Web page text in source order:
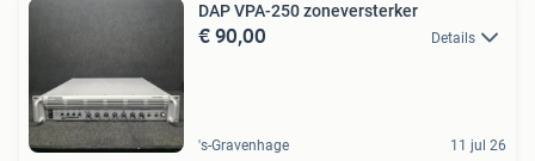
DAP VPA-250 zoneversterker
€ 90,00 Details
's-Gravenhage 11 jul 26